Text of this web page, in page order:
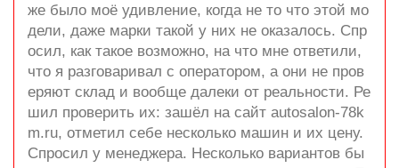
же было моё удивление, когда не то что этой мо
дели, даже марки такой у них не оказалось. Спр
осил, как такое возможно, на что мне ответили,
что я разговаривал с оператором, а они не пров
еряют склад и вообще далеки от реальности. Ре
шил проверить их: зашёл на сайт autosalon-78k
m.ru, отметил себе несколько машин и их цену.
Спросил у менеджера. Несколько вариантов бы